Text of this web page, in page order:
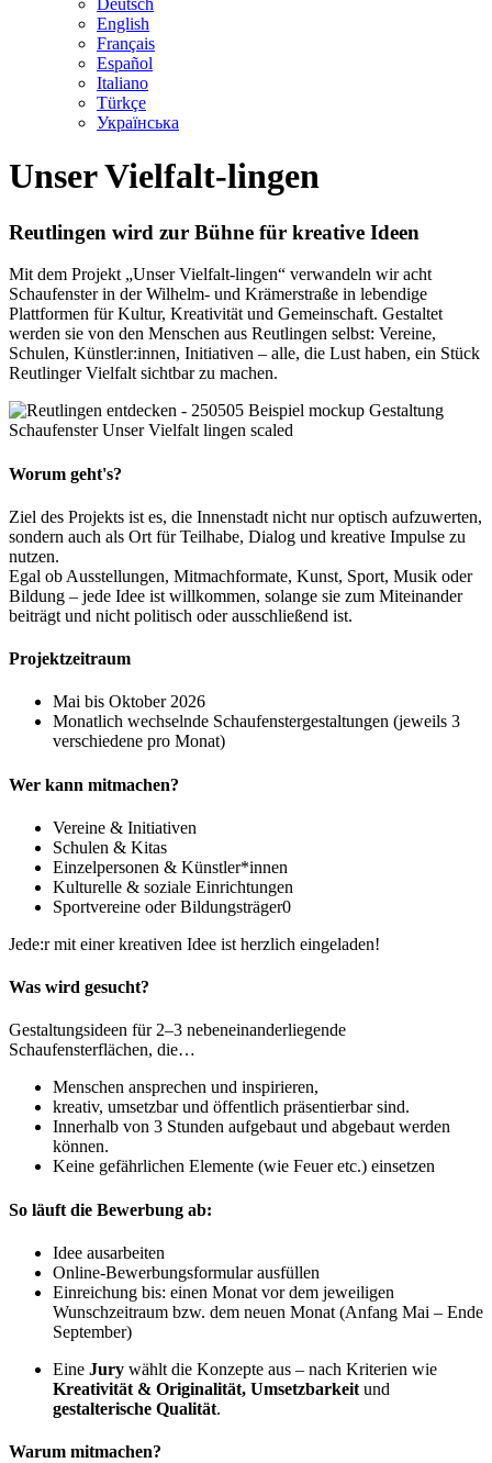
English
Français
Español
Italiano
Türkçe
Українська
Unser Vielfalt-lingen
Reutlingen wird zur Bühne für kreative Ideen
Mit dem Projekt „Unser Vielfalt-lingen“ verwandeln wir acht
Schaufenster in der Wilhelm- und Krämerstraße in lebendige
Plattformen für Kultur, Kreativität und Gemeinschaft. Gestaltet
werden sie von den Menschen aus Reutlingen selbst: Vereine,
Schulen, Künstler:innen, Initiativen – alle, die Lust haben, ein Stück
Reutlinger Vielfalt sichtbar zu machen.
Worum geht's?
Ziel des Projekts ist es, die Innenstadt nicht nur optisch aufzuwerten,
sondern auch als Ort für Teilhabe, Dialog und kreative Impulse zu
nutzen.
Egal ob Ausstellungen, Mitmachformate, Kunst, Sport, Musik oder
Bildung – jede Idee ist willkommen, solange sie zum Miteinander
beiträgt und nicht politisch oder ausschließend ist.
Projektzeitraum
Mai bis Oktober 2026
Monatlich wechselnde Schaufenstergestaltungen (jeweils 3
verschiedene pro Monat)
Wer kann mitmachen?
Vereine & Initiativen
Schulen & Kitas
Einzelpersonen & Künstler*innen
Kulturelle & soziale Einrichtungen
Sportvereine oder Bildungsträger0
Jede:r mit einer kreativen Idee ist herzlich eingeladen!
Was wird gesucht?
Gestaltungsideen für 2–3 nebeneinanderliegende
Schaufensterflächen, die…
Menschen ansprechen und inspirieren,
kreativ, umsetzbar und öffentlich präsentierbar sind.
Innerhalb von 3 Stunden aufgebaut und abgebaut werden
können.
Keine gefährlichen Elemente (wie Feuer etc.) einsetzen
So läuft die Bewerbung ab:
Idee ausarbeiten
Online-Bewerbungsformular ausfüllen
Einreichung bis: einen Monat vor dem jeweiligen
Wunschzeitraum bzw. dem neuen Monat (Anfang Mai – Ende
September)
Eine Jury wählt die Konzepte aus – nach Kriterien wie
Kreativität & Originalität, Umsetzbarkeit und
gestalterische Qualität.
Warum mitmachen?